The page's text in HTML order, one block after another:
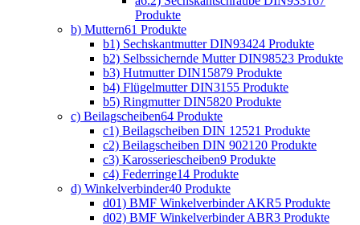
Produkte
b) Muttern61 Produkte
b1) Sechskantmutter DIN93424 Produkte
b2) Selbssichernde Mutter DIN98523 Produkte
b3) Hutmutter DIN15879 Produkte
b4) Flügelmutter DIN3155 Produkte
b5) Ringmutter DIN5820 Produkte
c) Beilagscheiben64 Produkte
c1) Beilagscheiben DIN 12521 Produkte
c2) Beilagscheiben DIN 9021 20 Produkte
c3) Karosseriescheiben9 Produkte
c4) Federringe14 Produkte
d) Winkelverbinder40 Produkte
d01) BMF Winkelverbinder AKR5 Produkte
d02) BMF Winkelverbinder ABR3 Produkte